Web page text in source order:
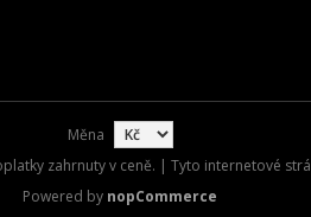
Měna
zahrnuty v ceně. | Tyto internetové
Powered by nopCommerce